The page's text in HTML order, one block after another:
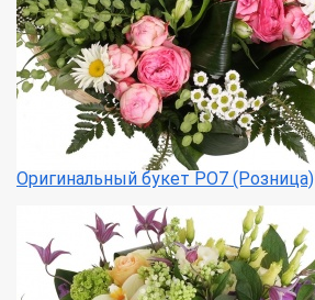
Оригинальный букет РО7 (Розница)